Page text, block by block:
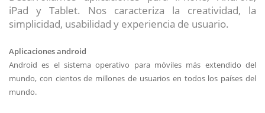
iPad y Tablet. Nos caracteriza la creatividad, la
simplicidad, usabilidad y experiencia de usuario.
Aplicaciones android
Android es el sistema operativo para móviles más extendido del
mundo, con cientos de millones de usuarios en todos los países del
mundo.